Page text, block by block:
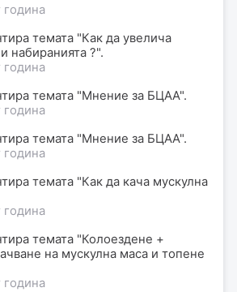
темата "Как да увелича
набиранията ?".
темата "Мнение за БЦАА".
темата "Мнение за БЦАА".
темата "Как да кача мускулна
темата "Колоездене +
на мускулна маса и топене